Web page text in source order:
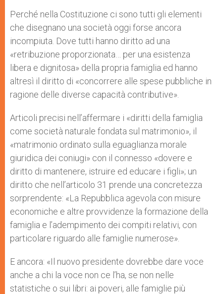
Perché nella Costituzione ci sono tutti gli elementi
che disegnano una società oggi forse ancora
incompiuta. Dove tutti hanno diritto ad una
«retribuzione proporzionata… per una esistenza
libera e dignitosa» della propria famiglia ed hanno
altresì il diritto di «concorrere alle spese pubbliche in
ragione delle diverse capacità contributive».
Articoli precisi nell’affermare i «diritti della famiglia
come società naturale fondata sul matrimonio», il
«matrimonio ordinato sulla eguaglianza morale
giuridica dei coniugi» con il connesso «dovere e
diritto di mantenere, istruire ed educare i figli»; un
diritto che nell’articolo 31 prende una concretezza
sorprendente: «La Repubblica agevola con misure
economiche e altre provvidenze la formazione della
famiglia e l’adempimento dei compiti relativi, con
particolare riguardo alle famiglie numerose».
E ancora: «Il nuovo presidente dovrebbe dare voce
anche a chi la voce non ce l’ha, se non nelle
statistiche o sui libri: ai poveri, alle famiglie più